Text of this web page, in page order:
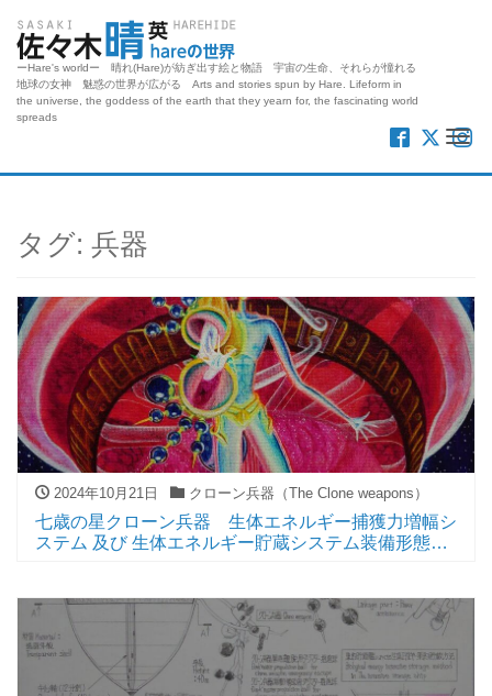
ーHare's worldー 晴れ(Hare)が紡ぎ出す絵と物語 宇宙の生命、それらが憧れる
地球の女神 魅惑の世界が広がる Arts and stories spun by Hare. Lifeform in
the universe, the goddess of the earth that they yearn for, the fascinating world
spreads
タグ: 兵器
2024年10月21日 クローン兵器（The Clone weapons）
七歳の星クローン兵器 生体エネルギー捕獲力増幅シ
ステム 及び 生体エネルギー貯蔵システム装備形態
and Biological energy storage system Equipped
form）